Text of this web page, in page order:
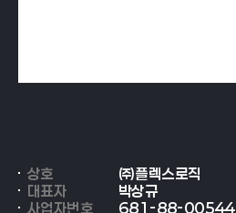
상호
㈜플렉스로직
대표자
박상규
사업자번호
681-88-00544